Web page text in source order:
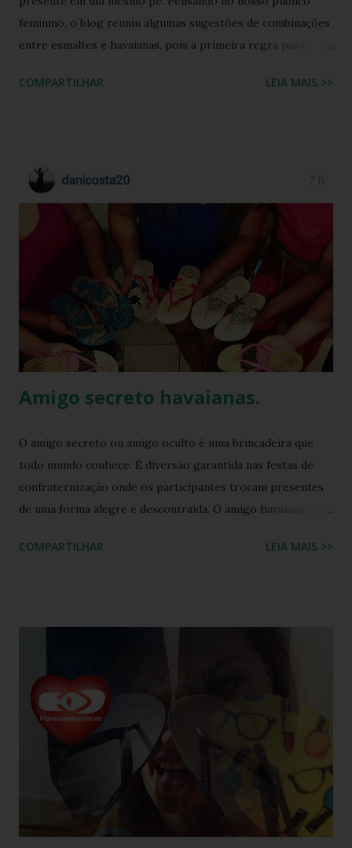
feminino, o blog reuniu algumas sugestões de combinações
entre esmaltes e havaianas, pois a primeira regra para
BUSCA PERSONALIZADA NOS ACERVOS DO BLOG
COMPARTILHAR LEIA MAIS >>
Amigo secreto havaianas.
O amigo secreto ou amigo oculto é uma brincadeira que
todo mundo conhece. É diversão garantida nas festas de
confraternização onde os participantes trocam presentes
de uma forma alegre e descontraída. O amigo havaianas é
participantes trocam exclusivamente sandálias havaianas
confraternizações do trabalho, nas festas de fim de ano,
etc.. Além da diversão que a brincadeira proporciona,
também é uma excelente oportunidade de ganhar muitas
havaianas e incorporar sua coleção.
COMPARTILHAR LEIA MAIS >>